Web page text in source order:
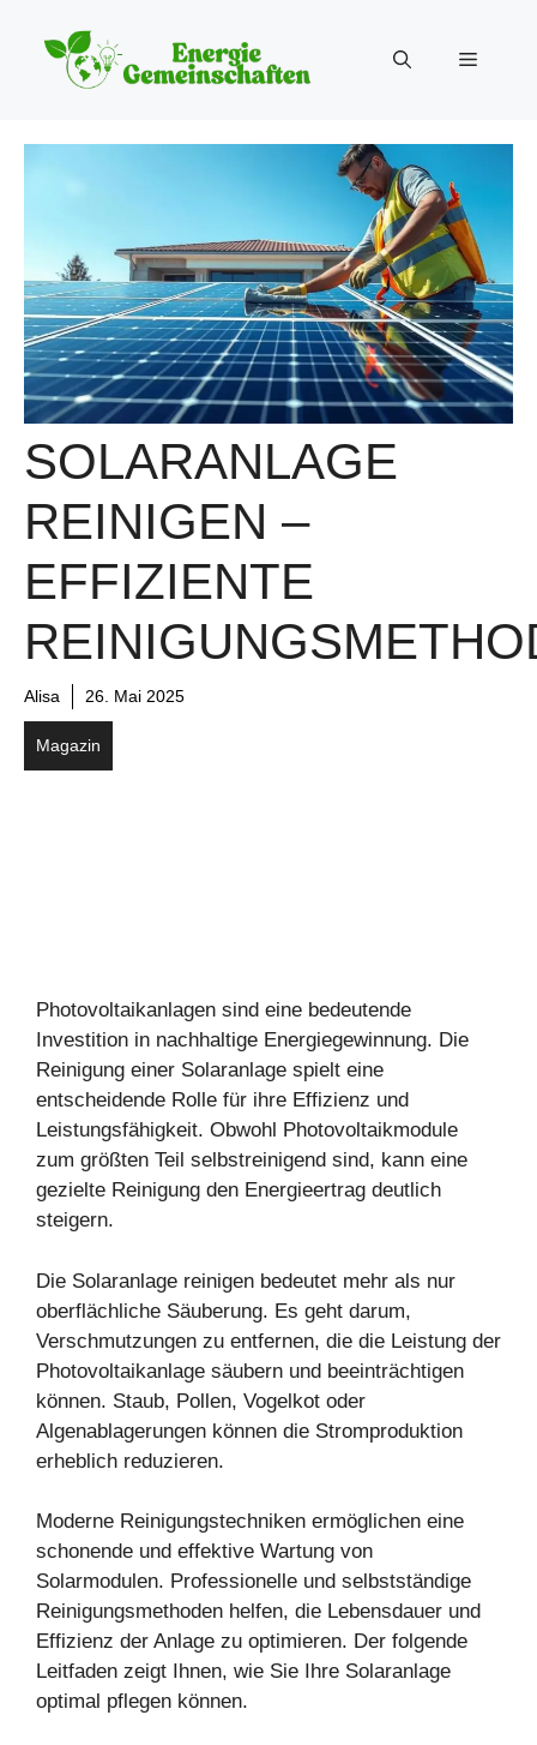
Inhalt
springen
Menü
SOLARANLAGE
REINIGEN –
EFFIZIENTE
Alisa 26. Mai 2025
Magazin
Photovoltaikanlagen sind eine bedeutende
Investition in nachhaltige Energiegewinnung. Die
Reinigung einer Solaranlage spielt eine
entscheidende Rolle für ihre Effizienz und
Leistungsfähigkeit. Obwohl Photovoltaikmodule
zum größten Teil selbstreinigend sind, kann eine
gezielte Reinigung den Energieertrag deutlich
steigern.
Die Solaranlage reinigen bedeutet mehr als nur
oberflächliche Säuberung. Es geht darum,
Verschmutzungen zu entfernen, die die Leistung der
Photovoltaikanlage säubern und beeinträchtigen
können. Staub, Pollen, Vogelkot oder
Algenablagerungen können die Stromproduktion
erheblich reduzieren.
Moderne Reinigungstechniken ermöglichen eine
schonende und effektive Wartung von
Solarmodulen. Professionelle und selbstständige
Reinigungsmethoden helfen, die Lebensdauer und
Effizienz der Anlage zu optimieren. Der folgende
Leitfaden zeigt Ihnen, wie Sie Ihre Solaranlage
optimal pflegen können.